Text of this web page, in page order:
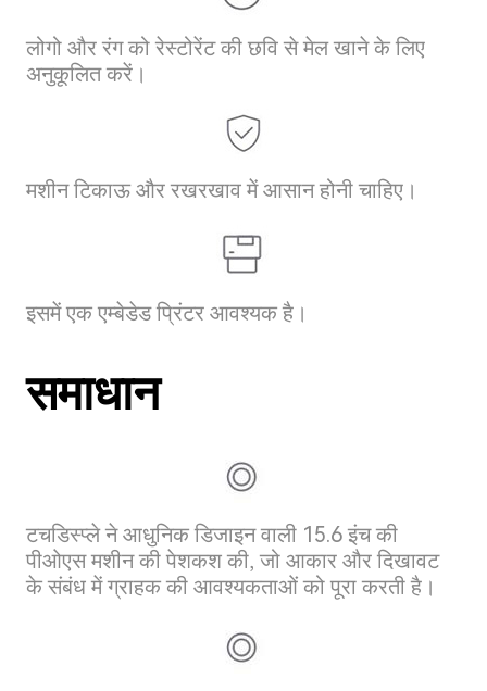
लोगो और रंग को रेस्टोरेंट की छवि से मेल खाने के लिए
अनुकूलित करें।
मशीन टिकाऊ और रखरखाव में आसान होनी चाहिए।
इसमें एक एम्बेडेड प्रिंटर आवश्यक है।
समाधान
टचडिस्प्ले ने आधुनिक डिजाइन वाली 15.6 इंच की
पीओएस मशीन की पेशकश की, जो आकार और दिखावट
के संबंध में ग्राहक की आवश्यकताओं को पूरा करती है।